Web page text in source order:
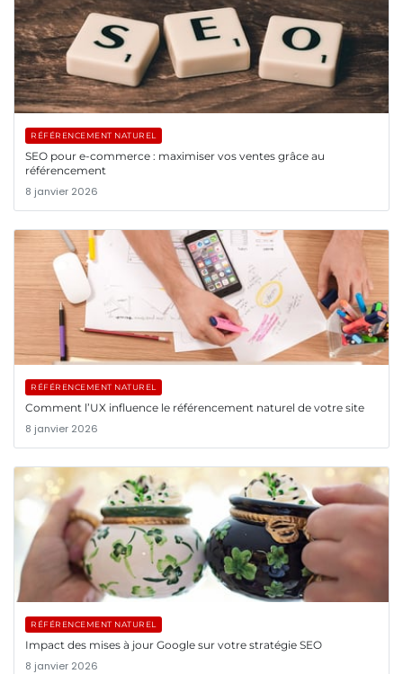
RÉFÉRENCEMENT NATUREL
SEO pour e-commerce : maximiser vos ventes grâce au
référencement
8 janvier 2026
RÉFÉRENCEMENT NATUREL
Comment l’UX influence le référencement naturel de votre site
8 janvier 2026
RÉFÉRENCEMENT NATUREL
Impact des mises à jour Google sur votre stratégie SEO
8 janvier 2026